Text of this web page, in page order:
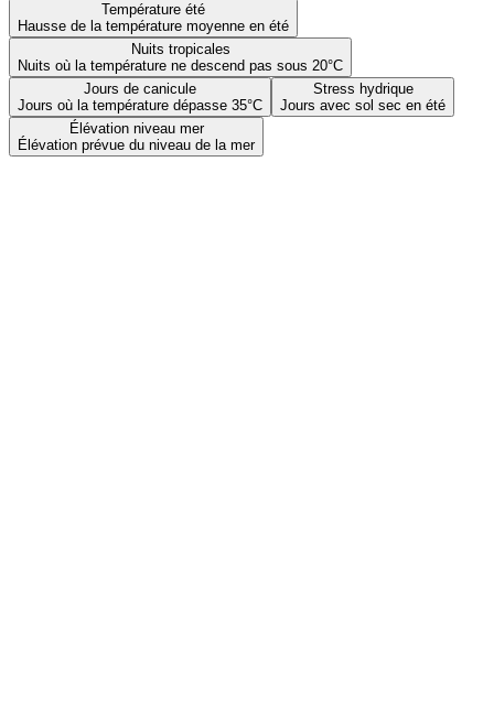
Température été
Hausse de la température moyenne en été
Nuits tropicales
Nuits où la température ne descend pas sous 20°C
Jours de canicule
Jours où la température dépasse 35°C
Stress hydrique
Jours avec sol sec en été
Élévation niveau mer
Élévation prévue du niveau de la mer